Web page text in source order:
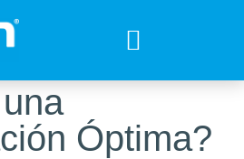
Óptima?